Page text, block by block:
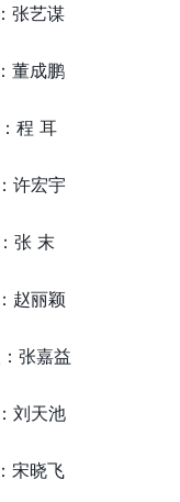
艺谋
成鹏
耳
宏宇
末
赵丽颖
嘉益
天池
晓飞